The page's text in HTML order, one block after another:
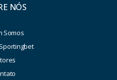
NÓS
Somos